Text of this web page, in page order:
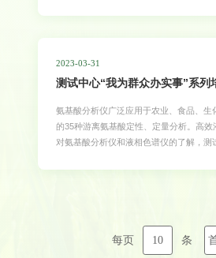
2023-03-31
测试中心“我为群众办实事”系
氨基酸分析仪广泛应用于农业、食品、
的35种游离氨基酸定性、定量分析。高
对氨基酸分析仪和液相色谱仪的了解，
每页 10 条